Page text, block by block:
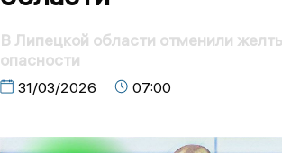
В Липецкой области отменили
опасности
31/03/2026 07:00